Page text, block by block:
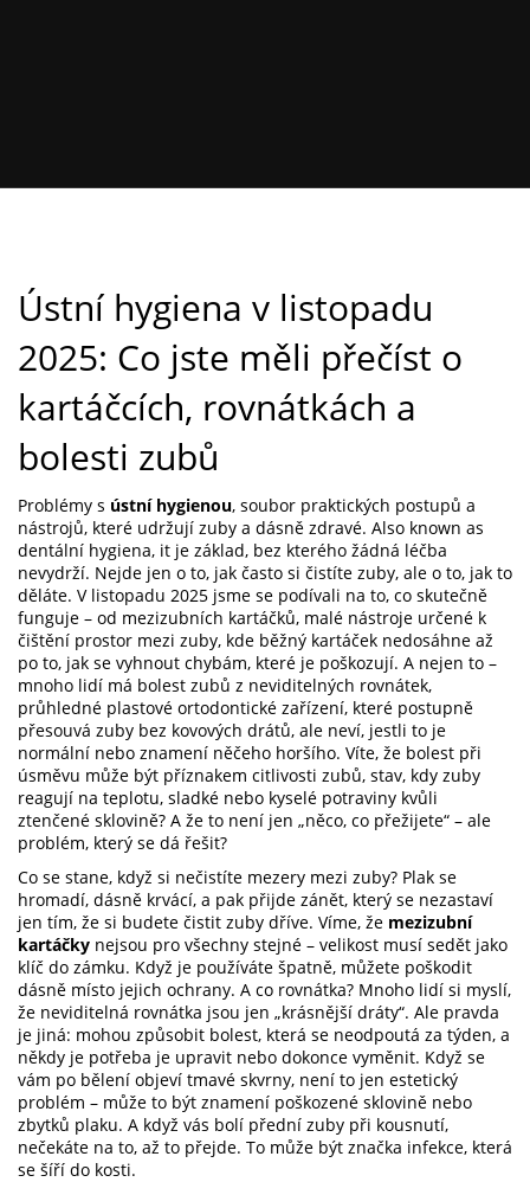
Ústní hygiena v listopadu
2025: Co jste měli přečíst o
kartáčcích, rovnátkách a
bolesti zubů
Problémy s ústní hygienou, soubor praktických postupů a
nástrojů, které udržují zuby a dásně zdravé. Also known as
dentální hygiena, it je základ, bez kterého žádná léčba
nevydrží. Nejde jen o to, jak často si čistíte zuby, ale o to, jak to
děláte. V listopadu 2025 jsme se podívali na to, co skutečně
funguje – od mezizubních kartáčků, malé nástroje určené k
čištění prostor mezi zuby, kde běžný kartáček nedosáhne až
po to, jak se vyhnout chybám, které je poškozují. A nejen to –
mnoho lidí má bolest zubů z neviditelných rovnátek,
průhledné plastové ortodontické zařízení, které postupně
přesouvá zuby bez kovových drátů, ale neví, jestli to je
normální nebo znamení něčeho horšího. Víte, že bolest při
úsměvu může být příznakem citlivosti zubů, stav, kdy zuby
reagují na teplotu, sladké nebo kyselé potraviny kvůli
ztenčené sklovině? A že to není jen „něco, co přežijete“ – ale
problém, který se dá řešit?
Co se stane, když si nečistíte mezery mezi zuby? Plak se
hromadí, dásně krvácí, a pak přijde zánět, který se nezastaví
jen tím, že si budete čistit zuby dříve. Víme, že mezizubní
kartáčky nejsou pro všechny stejné – velikost musí sedět jako
klíč do zámku. Když je používáte špatně, můžete poškodit
dásně místo jejich ochrany. A co rovnátka? Mnoho lidí si myslí,
že neviditelná rovnátka jsou jen „krásnější dráty“. Ale pravda
je jiná: mohou způsobit bolest, která se neodpoutá za týden, a
někdy je potřeba je upravit nebo dokonce vyměnit. Když se
vám po bělení objeví tmavé skvrny, není to jen estetický
problém – může to být znamení poškozené sklovině nebo
zbytků plaku. A když vás bolí přední zuby při kousnutí,
nečekáte na to, až to přejde. To může být značka infekce, která
se šíří do kosti.